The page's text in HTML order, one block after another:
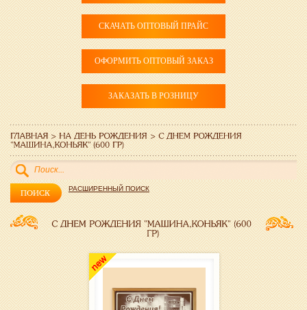
СКАЧАТЬ ОПТОВЫЙ ПРАЙС
ОФОРМИТЬ ОПТОВЫЙ ЗАКАЗ
ЗАКАЗАТЬ В РОЗНИЦУ
РАСШИРЕННЫЙ ПОИСК